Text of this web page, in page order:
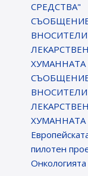
СРЕДСТВА"
пилотен